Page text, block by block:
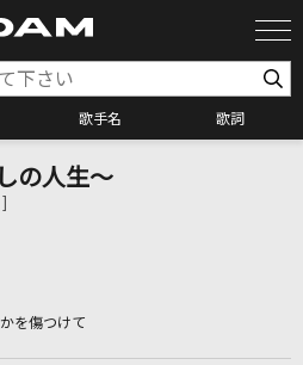
歌手名 歌詞
オケ検索
の人生～
を傷つけて